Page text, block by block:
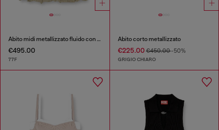
Abito midi metallizzato fluido con schiena scoperta
€495.00
77F
Abito corto metallizzato
€225.00€450.00-50%
GRIGIO CHIARO